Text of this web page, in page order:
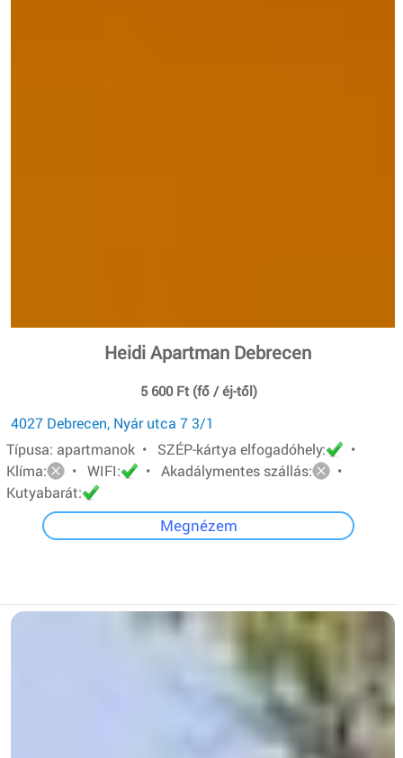
Heidi Apartman Debrecen
5 600 Ft (fő / éj-től)
4027 Debrecen, Nyár utca 7 3/1
Típusa: apartmanok • SZÉP-kártya elfogadóhely:
•
Klíma:
• WIFI: • Akadálymentes szállás:
•
Kutyabarát:
Megnézem